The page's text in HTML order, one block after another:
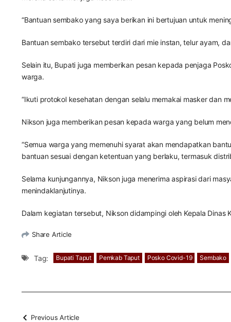
“Bantuan sembako yang saya berikan ini bertujuan untuk
Bantuan sembako tersebut terdiri dari mie instan, telur ayam,
Selain itu, Bupati juga memberikan pesan kepada penjaga
warga.
“Ikuti protokol kesehatan dengan selalu memakai masker dan
Nikson juga memberikan pesan kepada warga yang belum
“Semua warga yang memenuhi syarat akan mendapatkan
bantuan sesuai dengan ketentuan yang berlaku, termasuk
Selama kunjungannya, Nikson juga menerima aspirasi dari
menindaklanjutinya.
Dalam kegiatan tersebut, Nikson didampingi oleh Kepala Dinas
Share Article
Tag: Bupati Taput Pemkab Taput Posko Covid-19 Sembako
Previous Article